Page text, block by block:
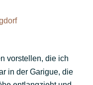
vorstellen, die ich
in der Garigue, die